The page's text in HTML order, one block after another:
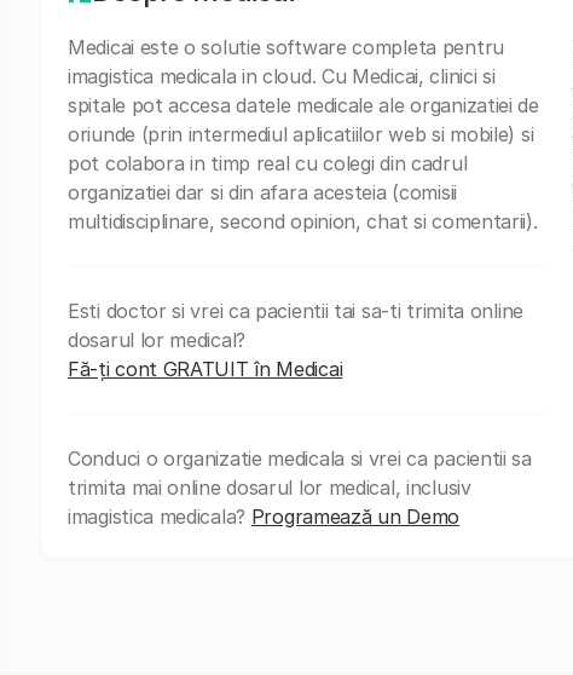
Medicai este o solutie software completa pentru
imagistica medicala in cloud. Cu Medicai, clinici si
spitale pot accesa datele medicale ale organizatiei de
oriunde (prin intermediul aplicatiilor web si mobile) si
pot colabora in timp real cu colegi din cadrul
organizatiei dar si din afara acesteia (comisii
multidisciplinare, second opinion, chat si comentarii).
Esti doctor si vrei ca pacientii tai sa-ti trimita online
dosarul lor medical?
Fă-ți cont GRATUIT în Medicai
Conduci o organizatie medicala si vrei ca pacientii sa
trimita mai online dosarul lor medical, inclusiv
imagistica medicala? Programează un Demo